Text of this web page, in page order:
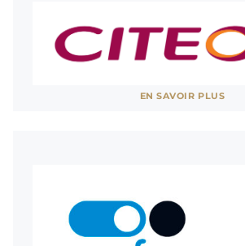
recours en cas d’utilisation de ces
l’illustration ou la promotion des
Nocturnes.
samedis de spectacles hors
Musicales de 14h à 17h).
EN SAVOIR PLUS